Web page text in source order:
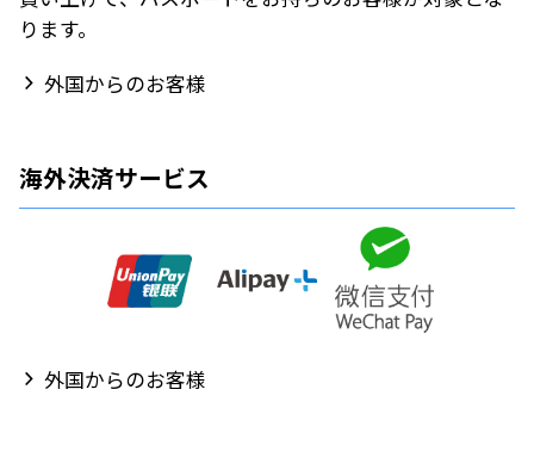
ります。
外国からのお客様
海外決済サービス
外国からのお客様